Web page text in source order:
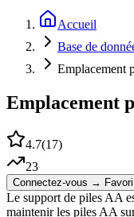
Accueil
Base de
Emplacement
Emplacement
4.7(17)
23
Connectez-vous → Favori
Le support de piles AA
maintenir les piles AA